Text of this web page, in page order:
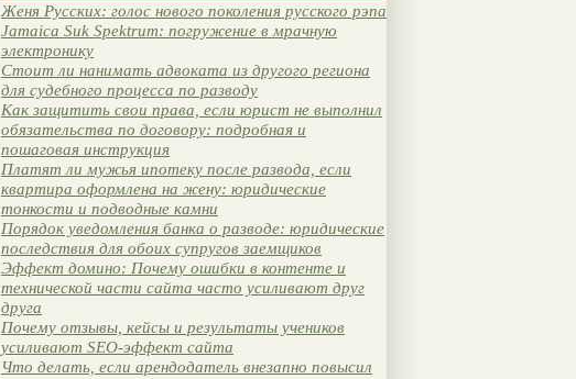
Женя Русских: голос нового поколения русского рэпа
Jamaica Suk Spektrum: погружение в мрачную
электронику
Стоит ли нанимать адвоката из другого региона
для судебного процесса по разводу
Как защитить свои права, если юрист не выполнил
обязательства по договору: подробная и
пошаговая инструкция
Платят ли мужья ипотеку после развода, если
квартира оформлена на жену: юридические
тонкости и подводные камни
Порядок уведомления банка о разводе: юридические
последствия для обоих супругов заемщиков
Эффект домино: Почему ошибки в контенте и
технической части сайта часто усиливают друг
друга
Почему отзывы, кейсы и результаты учеников
усиливают SEO-эффект сайта
Что делать, если арендодатель внезапно повысил